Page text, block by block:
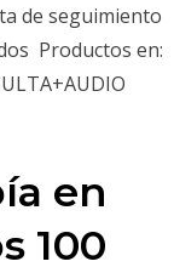
de seguimiento
Productos en:
en
100